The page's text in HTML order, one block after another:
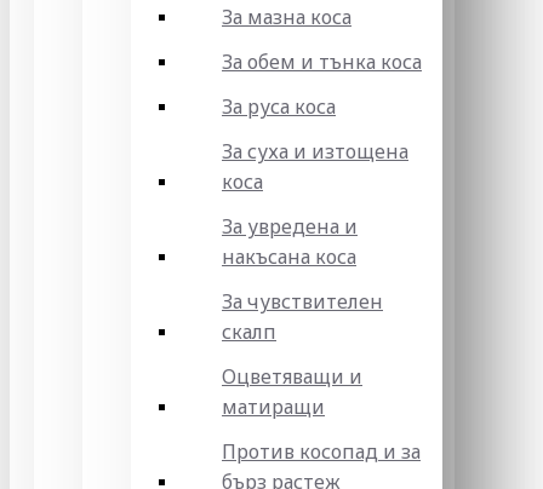
За мазна коса
За обем и тънка коса
За руса коса
За суха и изтощена
коса
За увредена и
накъсана коса
За чувствителен
скалп
Оцветяващи и
матиращи
Против косопад и за
бърз растеж